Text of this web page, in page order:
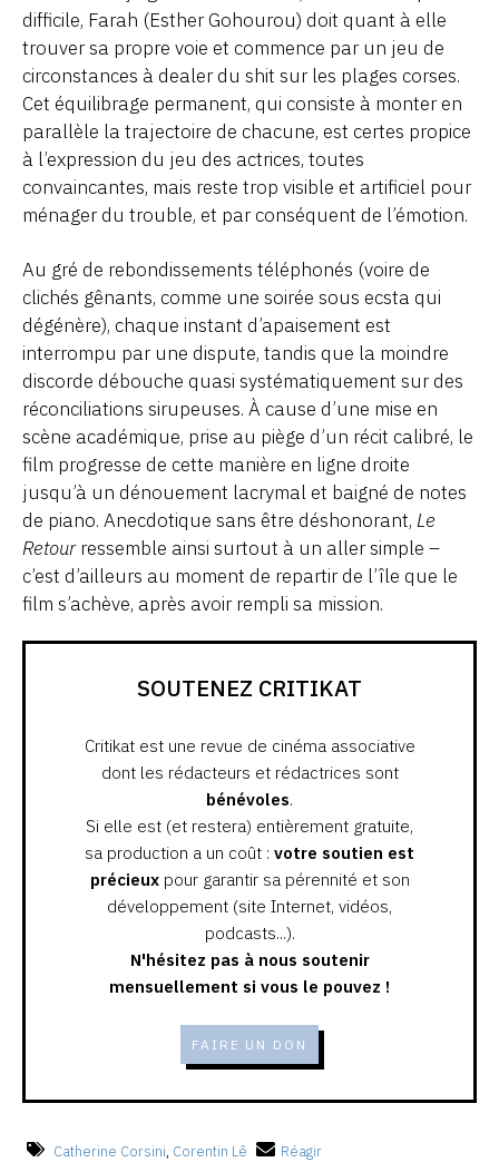
difficile, Farah (Esther Gohourou) doit quant à elle
trouver sa propre voie et commence par un jeu de
circonstances à dealer du shit sur les plages corses.
Cet équilibrage permanent, qui consiste à monter en
parallèle la trajectoire de chacune, est certes propice
à l’expression du jeu des actrices, toutes
convaincantes, mais reste trop visible et artificiel pour
ménager du trouble, et par conséquent de l’émotion.
Au gré de rebondissements téléphonés (voire de
clichés gênants, comme une soirée sous ecsta qui
dégénère), chaque instant d’apaisement est
interrompu par une dispute, tandis que la moindre
discorde débouche quasi systématiquement sur des
réconciliations sirupeuses. À cause d’une mise en
scène académique, prise au piège d’un récit calibré, le
film progresse de cette manière en ligne droite
jusqu’à un dénouement lacrymal et baigné de notes
de piano. Anecdotique sans être déshonorant, Le
Retourressemble ainsi surtout à un aller simple –
c’est d’ailleurs au moment de repartir de l’île que le
film s’achève, après avoir rempli sa mission.
SOUTENEZ CRITIKAT
Critikat est une revue de cinéma associative
dont les rédacteurs et rédactrices sont
bénévoles.
Si elle est (et restera) entièrement gratuite,
sa production a un coût : votre soutien est
précieuxpour garantir sa pérennité et son
développement (site Internet, vidéos,
podcasts...).
N'hésitez pas à nous soutenir
mensuellement si vous le pouvez !
FAIRE UN DON
Catherine Corsini, Corentin Lê Réagir